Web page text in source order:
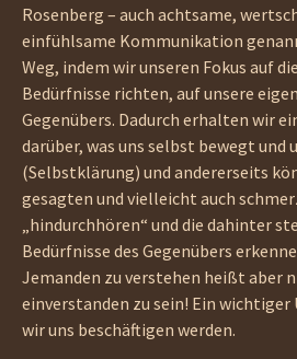
Rosenberg – auch achtsame,
einfühlsame Kommunikation
Weg, indem wir unseren Fokus auf
Bedürfnisse richten, auf unsere
Gegenübers. Dadurch erhalten wir
darüber, was uns selbst bewegt und
(Selbstklärung) und andererseits
gesagten und vielleicht auch
„hindurchhören“ und die dahinter
Bedürfnisse des Gegenübers
Jemanden zu verstehen heißt aber
einverstanden zu sein! Ein
wir uns beschäftigen werden.